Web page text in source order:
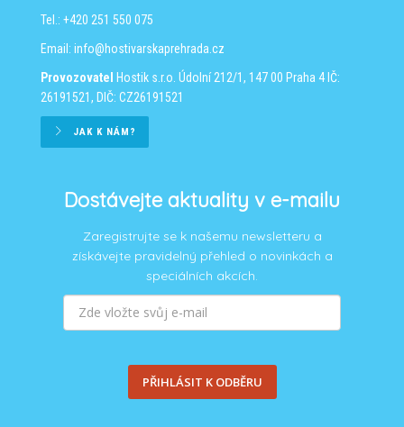
Tel.: +420 251 550 075
Email: info@hostivarskaprehrada.cz
Provozovatel
Hostik s.r.o. Údolní 212/1, 147 00 Praha 4 IČ:
26191521, DIČ: CZ26191521
JAK K NÁM?
Dostávejte aktuality v e-mailu
Zaregistrujte se k našemu newsletteru a
získávejte pravidelný přehled o novinkách a
speciálních akcích.
PŘIHLÁSIT K ODBĚRU